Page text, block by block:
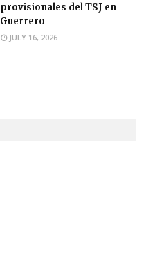
provisionales del TSJ en
Guerrero
JULY 16, 2026